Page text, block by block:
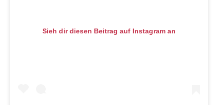
Sieh dir diesen Beitrag auf Instagram an